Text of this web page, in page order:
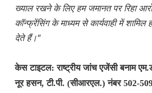
ख्याल रखने के लिए हम जमानत पर रिहा
कॉन्फ्रेंसिंग के माध्यम से कार्यवाही में शामिल
देते हैं।"
केस टाइटल: राष्ट्रीय जांच एजेंसी बनाम
नूर हसन, टी.पी. (सीआरएल.) नंबर 502-